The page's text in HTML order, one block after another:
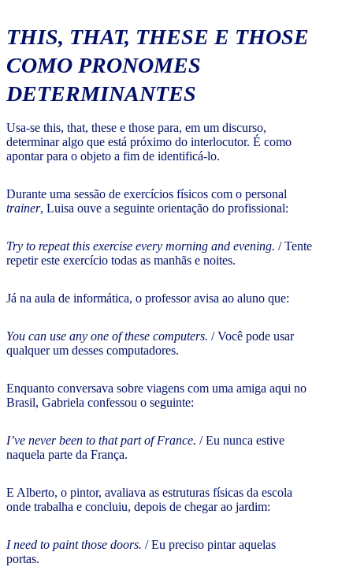
THIS, THAT, THESE E THOSE
COMO PRONOMES
DETERMINANTES
Usa-se this, that, these e those para, em um discurso,
determinar algo que está próximo do interlocutor. É como
apontar para o objeto a fim de identificá-lo.
Durante uma sessão de exercícios físicos com o personal
trainer, Luisa ouve a seguinte orientação do profissional:
Try to repeat this exercise every morning and evening. / Tente
repetir este exercício todas as manhãs e noites.
Já na aula de informática, o professor avisa ao aluno que:
You can use any one of these computers. / Você pode usar
qualquer um desses computadores.
Enquanto conversava sobre viagens com uma amiga aqui no
Brasil, Gabriela confessou o seguinte:
I’ve never been to that part of France. / Eu nunca estive
naquela parte da França.
E Alberto, o pintor, avaliava as estruturas físicas da escola
onde trabalha e concluiu, depois de chegar ao jardim:
I need to paint those doors. / Eu preciso pintar aquelas
portas.